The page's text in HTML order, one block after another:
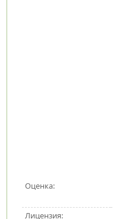
Оценка:
Лицензия: